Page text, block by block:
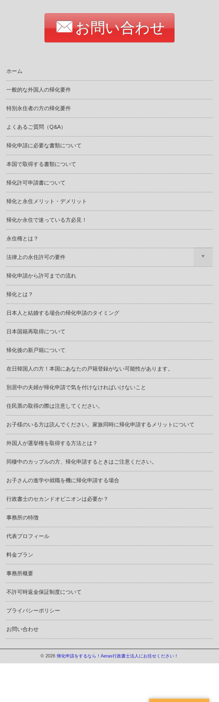
お問い合わせ
ホーム
一般的な外国人の帰化要件
特別永住者の方の帰化要件
よくあるご質問（Q&A）
帰化申請に必要な書類について
本国で取得する書類について
帰化許可申請書について
帰化と永住メリット・デメリット
帰化か永住で迷っている方必見！
永住権とは？
法律上の永住許可の要件
帰化申請から許可までの流れ
帰化とは？
日本人と結婚する場合の帰化申請のタイミング
日本国籍再取得について
帰化後の新戸籍について
在日韓国人の方！本国にあなたの戸籍登録がない可能性があります。
別居中の夫婦が帰化申請で気を付けなければいけないこと
住民票の取得の際は注意してください。
お子様のいる方は読んでください。家族同時に帰化申請するメリットについて
外国人が選挙権を取得する方法とは？
同棲中のカップルの方、帰化申請するときはご注意ください。
お子さんの進学や就職を機に帰化申請する場合
行政書士のセカンドオピニオンは必要か？
事務所の特徴
代表プロフィール
料金プラン
事務所概要
不許可時返金保証制度について
プライバシーポリシー
お問い合わせ
© 2026 帰化申請をするなら！Aeras行政書士法人にお任せください！